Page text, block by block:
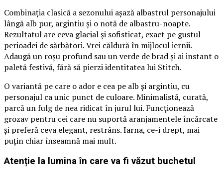
Combinația clasică a sezonului așază albastrul personajului
lângă alb pur, argintiu și o notă de albastru-noapte.
Rezultatul are ceva glacial și sofisticat, exact pe gustul
perioadei de sărbători. Vrei căldură în mijlocul iernii.
Adaugă un roșu profund sau un verde de brad și ai instant o
paletă festivă, fără să pierzi identitatea lui Stitch.
O variantă pe care o ador e cea pe alb și argintiu, cu
personajul ca unic punct de culoare. Minimalistă, curată,
parcă un fulg de nea ridicat în jurul lui. Funcționează
grozav pentru cei care nu suportă aranjamentele încărcate
și preferă ceva elegant, restrâns. Iarna, ce-i drept, mai
puțin chiar înseamnă mai mult.
Atenție la lumina în care va fi văzut buchetul